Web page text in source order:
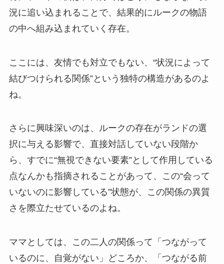
況に追い込まれることで、結果的にルークの物語
の中へ組み込まれていく存在。
ここには、友情でも対立でもない、“状況によって
結びつけられる関係”という独特の構造があるのよ
ね。
さらに興味深いのは、ルークの存在がランドの選
択に与える影響で、直接対話していない段階か
ら、すでに“無視できない要素”として作用している
点なんかも指摘されることがあって、この“会って
いないのに影響している”状態が、この関係の異質
さを際立たせているのよね。
ママとしては、この二人の関係って「つながって
いるのに、自覚がない」どころか、「つながる前